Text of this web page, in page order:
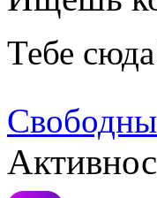
Тебе